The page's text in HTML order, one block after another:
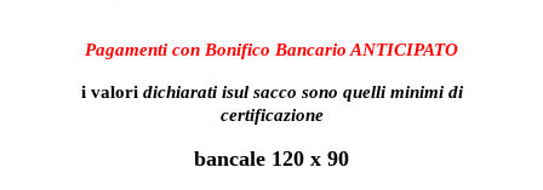
Pagamenti con Bonifico Bancario ANTICIPATO
i valori dichiarati isul sacco sono quelli minimi di
certificazione
bancale 120 x 90